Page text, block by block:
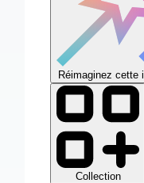
Réimaginez cette
Collection